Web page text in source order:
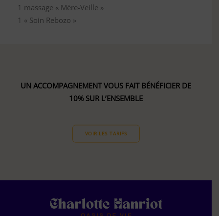
1 massage « Mère-Veille »
1 « Soin Rebozo »
UN ACCOMPAGNEMENT VOUS FAIT BÉNÉFICIER DE
10% SUR L’ENSEMBLE
VOIR LES TARIFS